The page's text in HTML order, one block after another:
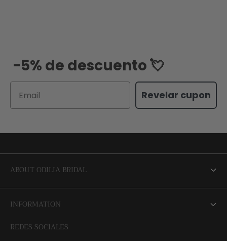
-5% de descuento 💘
Revelar cupon
REDES SOCIALES
ABOUT ODILIA BRIDAL
INFORMATION
⭐ Opiniones de Nuestras Novias 👰🏻